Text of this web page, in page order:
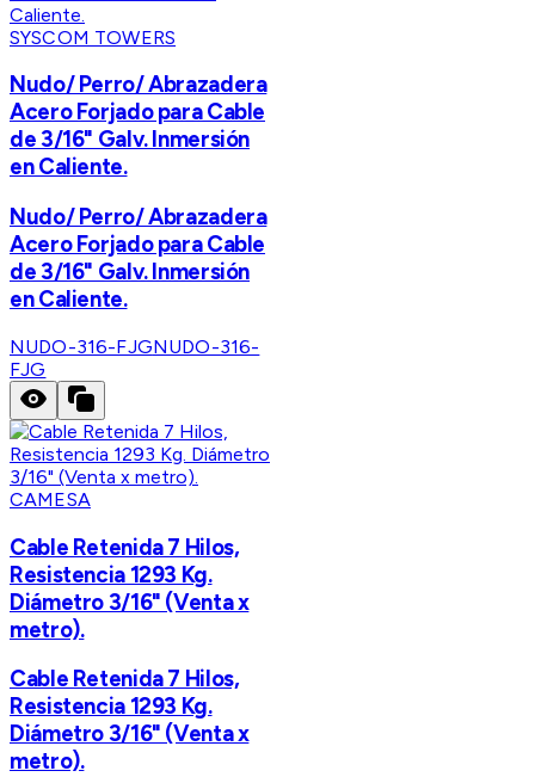
SYSCOM TOWERS
Nudo/ Perro/ Abrazadera
Acero Forjado para Cable
de 3/16" Galv. Inmersión
en Caliente.
Nudo/ Perro/ Abrazadera
Acero Forjado para Cable
de 3/16" Galv. Inmersión
en Caliente.
NUDO-316-FJGNUDO-316-
FJG
CAMESA
Cable Retenida 7 Hilos,
Resistencia 1293 Kg.
Diámetro 3/16" (Venta x
metro).
Cable Retenida 7 Hilos,
Resistencia 1293 Kg.
Diámetro 3/16" (Venta x
metro).